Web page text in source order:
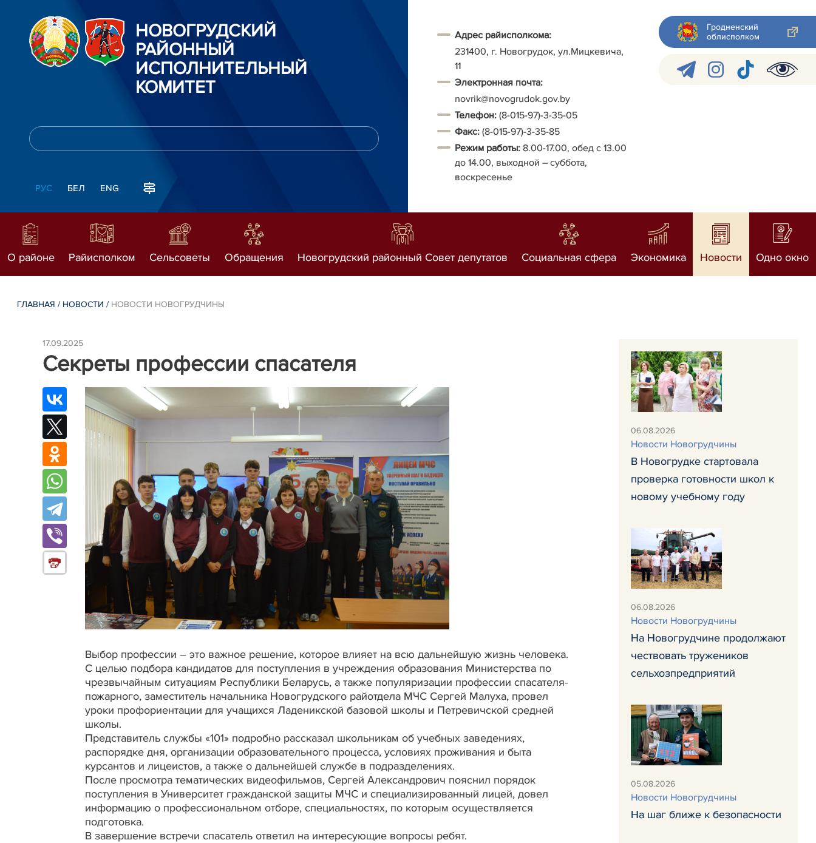
НОВОГРУДСКИЙ
РАЙОННЫЙ
ИСПОЛНИТЕЛЬНЫЙ
КОМИТЕТ
РУС БЕЛ ENG
Адрес райисполкома:
231400, г. Новогрудок, ул.Мицкевича,
11
Электронная почта:
novrik@novogrudok.gov.by
Телефон: (8-015-97)-3-35-05
Факс: (8-015-97)-3-35-85
Режим работы: 8.00-17.00, обед с 13.00
до 14.00, выходной – суббота,
воскресенье
Гродненский
облисполком
О районе Райисполком Сельсоветы Обращения Новогрудский районный Совет депутатов Социальная сфера Экономика Новости Одно окно
ГЛАВНАЯ / НОВОСТИ / НОВОСТИ НОВОГРУДЧИНЫ
17.09.2025
Секреты профессии спасателя
Выбор профессии – это важное решение, которое влияет на всю дальнейшую жизнь человека.
С целью подбора кандидатов для поступления в учреждения образования Министерства по
чрезвычайным ситуациям Республики Беларусь, а также популяризации профессии спасателя-
пожарного, заместитель начальника Новогрудского райотдела МЧС Сергей Малуха, провел
уроки профориентации для учащихся Ладеникской базовой школы и Петревичской средней
школы.
Представитель службы «101» подробно рассказал школьникам об учебных заведениях,
распорядке дня, организации образовательного процесса, условиях проживания и быта
курсантов и лицеистов, а также о дальнейшей службе в подразделениях.
После просмотра тематических видеофильмов, Сергей Александрович пояснил порядок
поступления в Университет гражданской защиты МЧС и специализированный лицей, довел
информацию о профессиональном отборе, специальностях, по которым осуществляется
подготовка.
В завершение встречи спасатель ответил на интересующие вопросы ребят.
06.08.2026
Новости Новогрудчины
В Новогрудке стартовала
проверка готовности школ к
новому учебному году
06.08.2026
Новости Новогрудчины
На Новогрудчине продолжают
чествовать тружеников
сельхозпредприятий
05.08.2026
Новости Новогрудчины
На шаг ближе к безопасности